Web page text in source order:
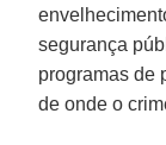
segurança
programas de
de onde o